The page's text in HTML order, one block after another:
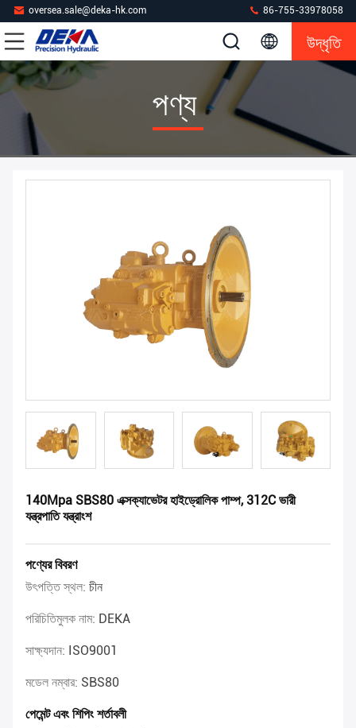
oversea.sale@deka-hk.com 86-755-33978058
উদ্ধৃতি
পণ্য
140Mpa SBS80 এক্সক্যাভেটর হাইড্রোলিক পাম্প, 312C ভারী
যন্ত্রপাতি যন্ত্রাংশ
পণ্যের বিবরণ
উৎপত্তি স্থল: চীন
পরিচিতিমুলক নাম: DEKA
সাক্ষ্যদান: ISO9001
মডেল নম্বার: SBS80
পেমেন্ট এবং শিপিং শর্তাবলী